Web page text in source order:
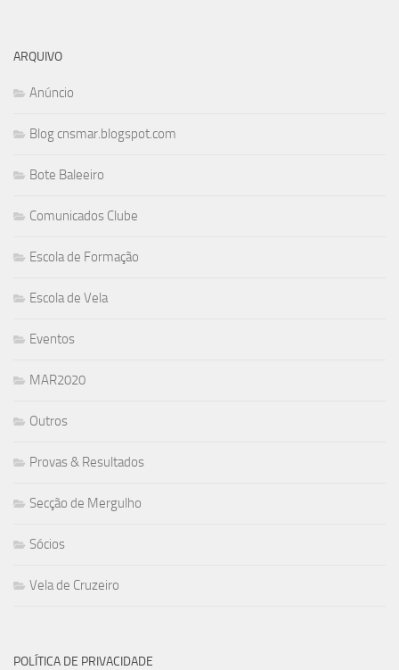
ARQUIVO
Anúncio
Blog cnsmar.blogspot.com
Bote Baleeiro
Comunicados Clube
Escola de Formação
Escola de Vela
Eventos
MAR2020
Outros
Provas & Resultados
Secção de Mergulho
Sócios
Vela de Cruzeiro
POLÍTICA DE PRIVACIDADE